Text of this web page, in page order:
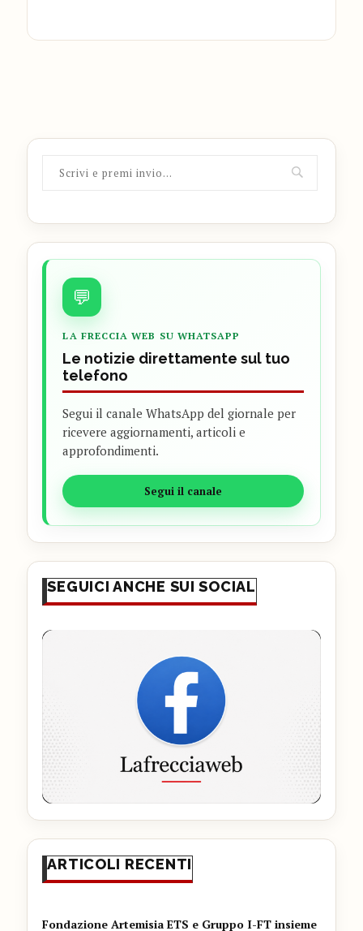
💬
LA FRECCIA WEB SU WHATSAPP
Le notizie direttamente sul tuo
telefono
Segui il canale WhatsApp del giornale per
ricevere aggiornamenti, articoli e
approfondimenti.
Segui il canale
SEGUICI ANCHE SUI SOCIAL
ARTICOLI RECENTI
Fondazione Artemisia ETS e Gruppo I-FT insieme